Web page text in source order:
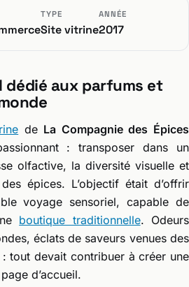
TYPE
Site vitrine
ANNÉE
2017
dédié aux parfums et
de La Compagnie des Épices
: transposer dans un
olfactive, la diversité visuelle et
épices. L’objectif était d’offrir
voyage sensoriel, capable de
boutique traditionnelle. Odeurs
éclats de saveurs venues des
tout devait contribuer à créer une
d’accueil.